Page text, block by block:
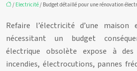
/ Electricité/ Budget détaillé pour une rénovation
Refaire l’électricité d’une
nécessitant un budget
électrique obsolète expose à
incendies, électrocutions, pannes